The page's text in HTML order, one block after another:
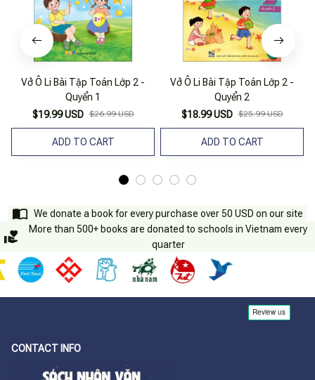
Vở Ô Li Bài Tập Toán Lớp 2 -
Quyển 1
$19.99 USD $26.99 USD
ADD TO CART
Vở Ô Li Bài Tập Toán Lớp 2 -
Quyển 2
$18.99 USD $25.99 USD
ADD TO CART
We donate a book for every purchase over 50 USD on our site
More than 500+ books are donated to schools in Vietnam every
quarter
CONTACT INFO